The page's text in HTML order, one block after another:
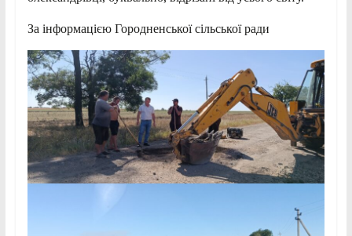
За інформацією Городненської сільської ради